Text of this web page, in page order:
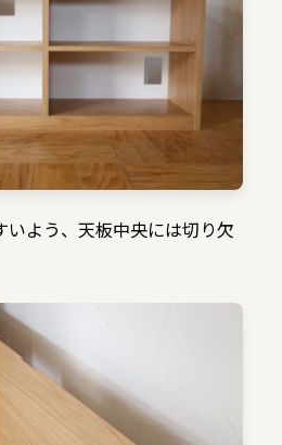
いよう、天板中央には切り欠